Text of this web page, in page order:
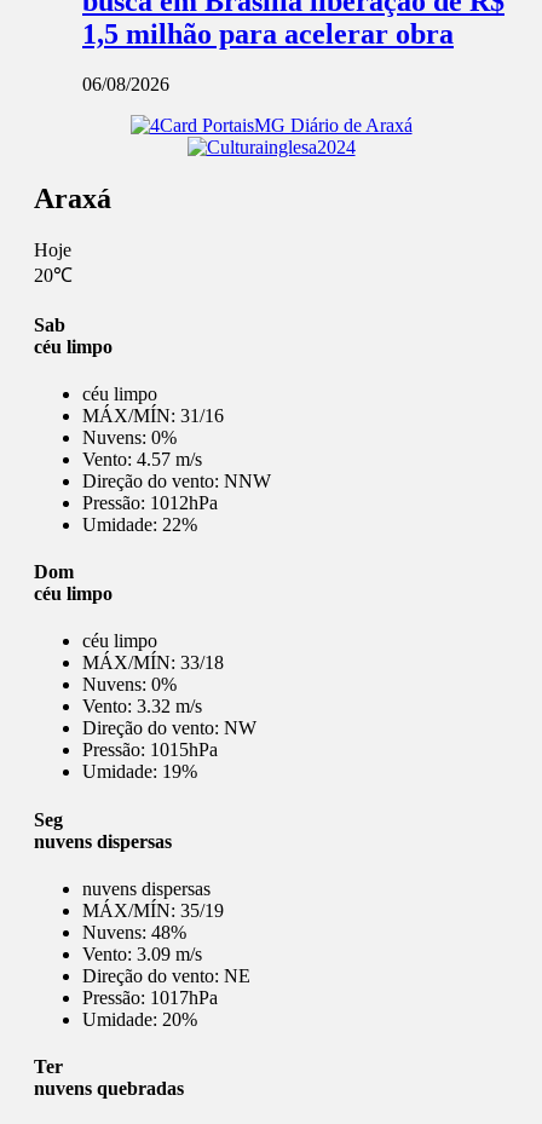
1,5 milhão para acelerar obra
06/08/2026
Araxá
Hoje
20℃
Sab
céu limpo
céu limpo
MÁX/MÍN: 31/16
Nuvens: 0%
Vento: 4.57 m/s
Direção do vento: NNW
Pressão: 1012hPa
Umidade: 22%
Dom
céu limpo
céu limpo
MÁX/MÍN: 33/18
Nuvens: 0%
Vento: 3.32 m/s
Direção do vento: NW
Pressão: 1015hPa
Umidade: 19%
Seg
nuvens dispersas
nuvens dispersas
MÁX/MÍN: 35/19
Nuvens: 48%
Vento: 3.09 m/s
Direção do vento: NE
Pressão: 1017hPa
Umidade: 20%
Ter
nuvens quebradas